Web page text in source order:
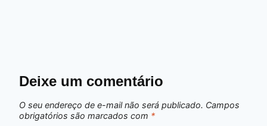
Deixe um comentário
O seu endereço de e-mail não será publicado. Campos
obrigatórios são marcados com *